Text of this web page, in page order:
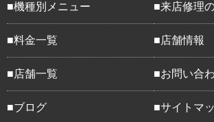
機種別メニュー 来店修理
料金一覧 店舗情報
店舗一覧 お問い合
ブログ サイトマ